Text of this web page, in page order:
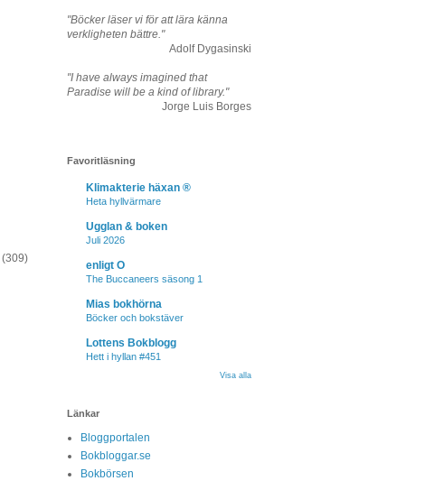
(309)
"Böcker läser vi för att lära känna
verkligheten bättre."
Adolf Dygasinski
"I have always imagined that
Paradise will be a kind of library."
Jorge Luis Borges
Favoritläsning
Klimakterie häxan ®
Heta hyllvärmare
Ugglan & boken
Juli 2026
enligt O
The Buccaneers säsong 1
Mias bokhörna
Böcker och bokstäver
Lottens Bokblogg
Hett i hyllan #451
Visa alla
Länkar
Bloggportalen
Bokbloggar.se
Bokbörsen